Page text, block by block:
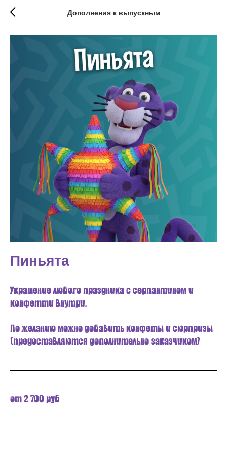
Дополнения к выпускным
Пиньята
Украшение любого праздника с серпантином и
конфетти внутри.
По желанию можно добавить конфеты и сюрпризы
(предоставляются дополнительно заказчиком)
от 2 700 руб